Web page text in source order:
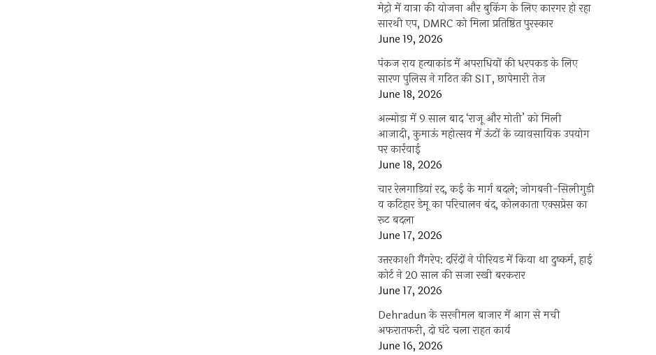
मेट्रो में यात्रा की योजना और बुकिंग के लिए कारगर हो रहा
सारथी एप, DMRC को मिला प्रतिष्ठित पुरस्कार
June 19, 2026
पंकज राय हत्याकांड में अपराधियों की धरपकड़ के लिए
सारण पुलिस ने गठित की SIT, छापेमारी तेज
June 18, 2026
अल्मोड़ा में 9 साल बाद ‘राजू और मोती’ को मिली
आजादी, कुमाऊं महोत्सव में ऊंटों के व्यावसायिक उपयोग
पर कार्रवाई
June 18, 2026
चार रेलगाड़ियां रद, कई के मार्ग बदले; जोगबनी-सिलीगुड़ी
व कटिहार डेमू का परिचालन बंद, कोलकाता एक्सप्रेस का
रूट बदला
June 17, 2026
उत्तरकाशी गैंगरेप: दरिंदों ने पीरियड में किया था दुष्कर्म, हाई
कोर्ट ने 20 साल की सजा रखी बरकरार
June 17, 2026
Dehradun के सरनीमल बाजार में आग से मची
अफरातफरी, दो घंटे चला राहत कार्य
June 16, 2026